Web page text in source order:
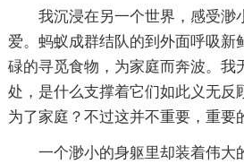
我沉浸在另一个世界，感受渺
爱。蚂蚁成群结队的到外面呼吸新
碌的寻觅食物，为家庭而奔波。我
处，是什么支撑着它们如此义无反
为了家庭？不过这并不重要，重要
一个渺小的身躯里却装着伟大